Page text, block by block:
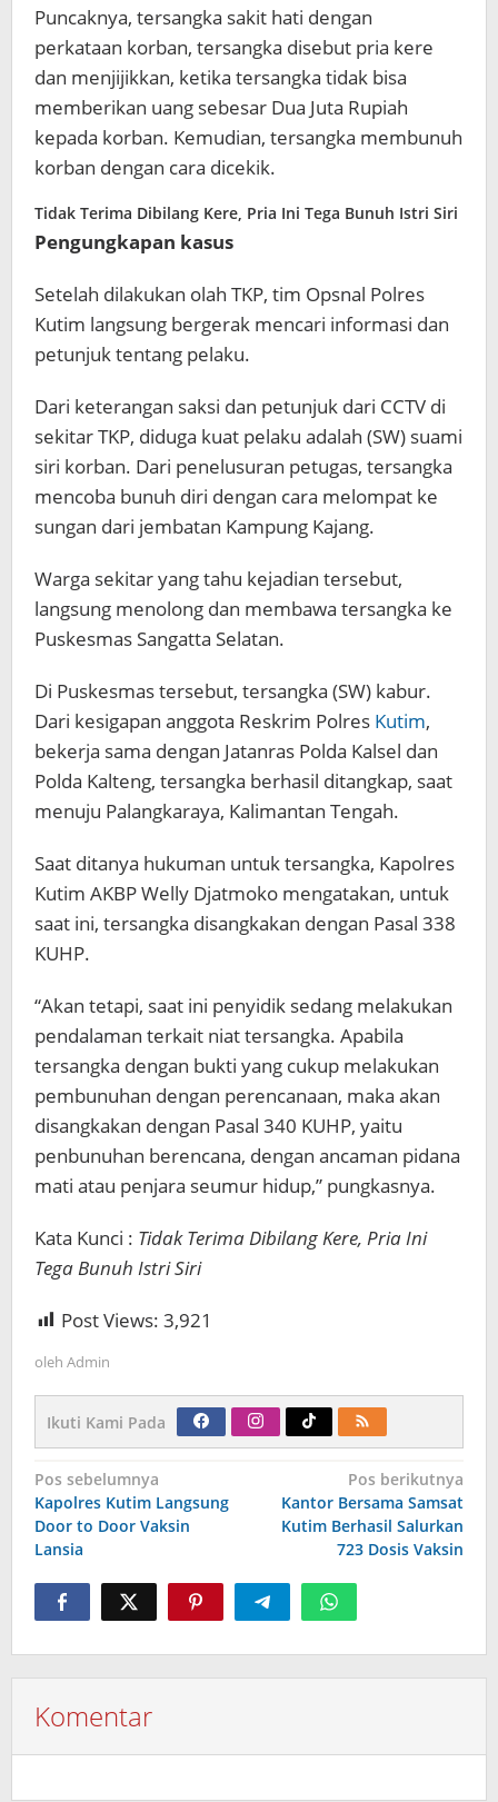
Puncaknya, tersangka sakit hati dengan
perkataan korban, tersangka disebut pria kere
dan menjijikkan, ketika tersangka tidak bisa
memberikan uang sebesar Dua Juta Rupiah
kepada korban. Kemudian, tersangka membunuh
korban dengan cara dicekik.
Tidak Terima Dibilang Kere, Pria Ini Tega Bunuh Istri Siri
Pengungkapan kasus
Setelah dilakukan olah TKP, tim Opsnal Polres
Kutim langsung bergerak mencari informasi dan
petunjuk tentang pelaku.
Dari keterangan saksi dan petunjuk dari CCTV di
sekitar TKP, diduga kuat pelaku adalah (SW) suami
siri korban. Dari penelusuran petugas, tersangka
mencoba bunuh diri dengan cara melompat ke
sungan dari jembatan Kampung Kajang.
Warga sekitar yang tahu kejadian tersebut,
langsung menolong dan membawa tersangka ke
Puskesmas Sangatta Selatan.
Di Puskesmas tersebut, tersangka (SW) kabur.
Dari kesigapan anggota Reskrim Polres Kutim,
bekerja sama dengan Jatanras Polda Kalsel dan
Polda Kalteng, tersangka berhasil ditangkap, saat
menuju Palangkaraya, Kalimantan Tengah.
Saat ditanya hukuman untuk tersangka, Kapolres
Kutim AKBP Welly Djatmoko mengatakan, untuk
saat ini, tersangka disangkakan dengan Pasal 338
KUHP.
“Akan tetapi, saat ini penyidik sedang melakukan
pendalaman terkait niat tersangka. Apabila
tersangka dengan bukti yang cukup melakukan
pembunuhan dengan perencanaan, maka akan
disangkakan dengan Pasal 340 KUHP, yaitu
penbunuhan berencana, dengan ancaman pidana
mati atau penjara seumur hidup,” pungkasnya.
Kata Kunci : Tidak Terima Dibilang Kere, Pria Ini
Tega Bunuh Istri Siri
Post Views: 3,921
oleh Admin
Ikuti Kami Pada
Navigasi
pos
Pos sebelumnya
Kapolres Kutim Langsung
Door to Door Vaksin
Lansia
Pos berikutnya
Kantor Bersama Samsat
Kutim Berhasil Salurkan
723 Dosis Vaksin
Komentar